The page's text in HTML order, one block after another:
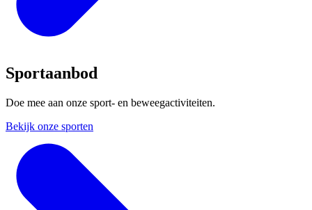
Sportaanbod
Doe mee aan onze sport- en beweegactiviteiten.
Bekijk onze sporten